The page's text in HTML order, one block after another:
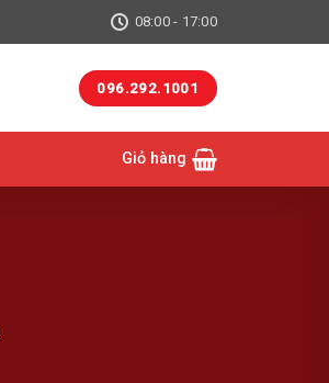
08:00 - 17:00
096.292.1001
Giỏ hàng